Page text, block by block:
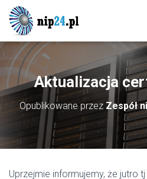
Aktualizacja
Opublikowane przez Zespół
Uprzejmie informujemy, że jutro tj